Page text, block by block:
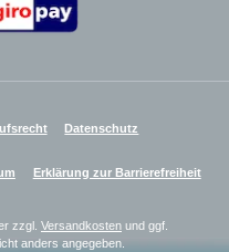
Datenschutz
Erklärung zur Barrierefreiheit
zzgl. Versandkosten und ggf.
anders angegeben.